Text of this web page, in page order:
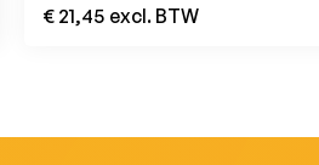
€ 21,45 excl. BTW